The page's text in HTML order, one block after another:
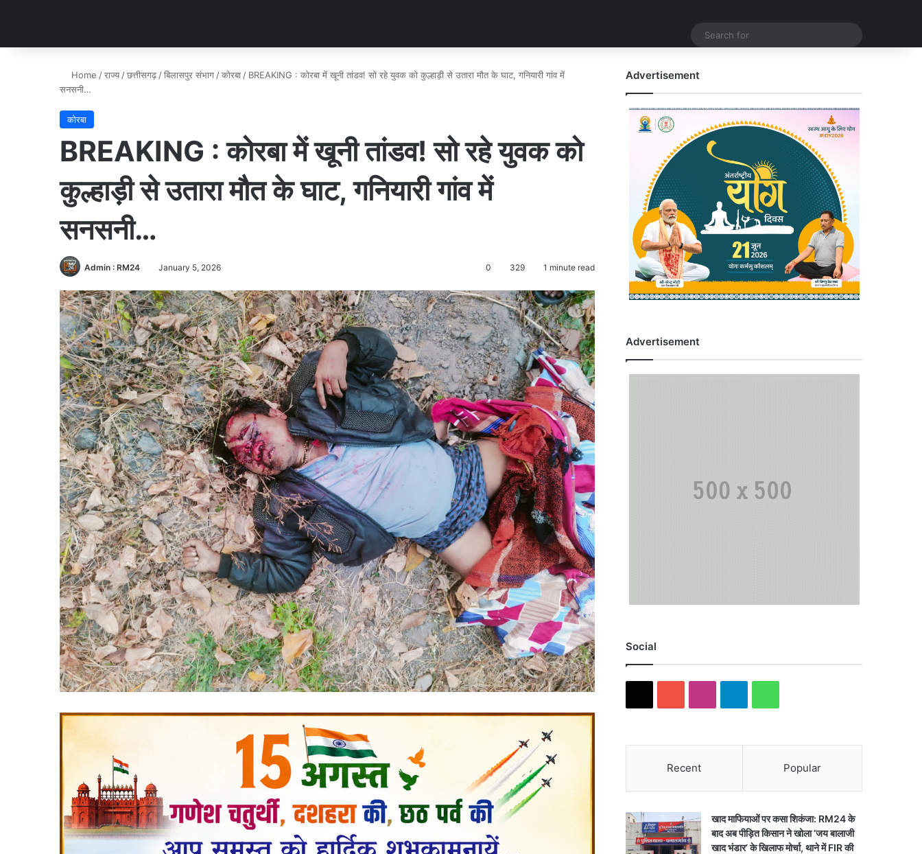
Home /राज्य /छत्तीसगढ़ /बिलासपुर संभाग /कोरबा / BREAKING : कोरबा में खूनी तांडव! सो रहे युवक को कुल्हाड़ी से उतारा मौत के घाट, गनियारी गांव में
सनसनी…
कोरबा
BREAKING : कोरबा में खूनी तांडव! सो रहे युवक को
कुल्हाड़ी से उतारा मौत के घाट, गनियारी गांव में
सनसनी…
Admin : RM24 January 5, 2026 0 329 1 minute read
Advertisement
Advertisement
Social
Recent Popular
खाद माफियाओं पर कसा शिकंजा: RM24 के
बाद अब पीड़ित किसान ने खोला ‘जय बालाजी
खाद भंडार’ के खिलाफ मोर्चा, थाने में FIR की